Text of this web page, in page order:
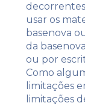
usar os
basenova
da
ou por
Como
limitações
limitações